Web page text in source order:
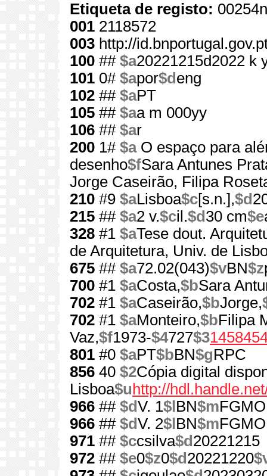
Etiqueta de registo:
001 2118572
003 http://
100 ## $a20221215d2022 k
101 0# $apor$d eng
102 ## $aPT
105 ## $aa m 000yy
106 ## $ar
200 1# $aO espaço para
desenho$fSara Antunes
Jorge Caseirão, Filipa
210 #9 $aLisboa$c[s.n.],$d
215 ## $a2 v.$cil.$d 30 cm$e
328 #1 $aTese dout.
de Arquitetura, Univ. de
675 ## $a72.02(043)$vBN$z
700 #1 $aCosta,$bSara
702 #1 $aCaseirão,$bJorge,
702 #1 $aMonteiro,$bFilipa
Vaz,$f1973-$4727$3
801 #0 $aPT$bBN$gRPC
856 40 $2Cópia digital
Lisboa$u http://
966 ## $dV. 1$l BN$m
966 ## $dV. 2$l BN$m
971 ## $ccsilva$d 20221215
972 ## $e0$z0$d 20221220